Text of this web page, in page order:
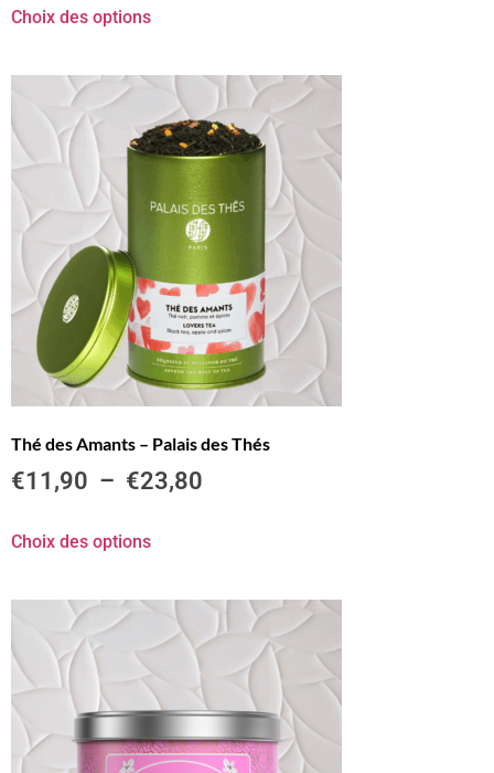
Choix des options
Thé des Amants – Palais des Thés
€11,90 – €23,80
Choix des options